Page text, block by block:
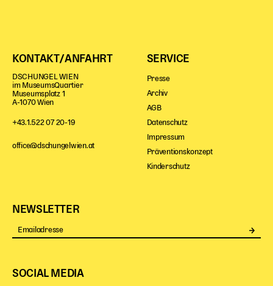
KONTAKT/ANFAHRT
DSCHUNGEL WIEN
im MuseumsQuartier
Museumsplatz 1
A-1070 Wien
+43.1.522 07 20-19
office@dschungelwien.at
SERVICE
Presse
Archiv
AGB
Datenschutz
Impressum
Präventionskonzept
Kinderschutz
NEWSLETTER
SOCIAL MEDIA